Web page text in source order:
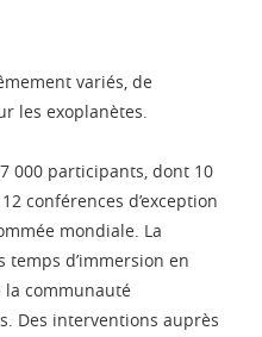
variés, de
les exoplanètes.
000 participants, dont 10
conférences d’exception
mondiale. La
d’immersion en
communauté
Des interventions auprès